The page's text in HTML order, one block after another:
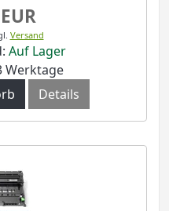
Versand
Auf Lager
Werktage
Details